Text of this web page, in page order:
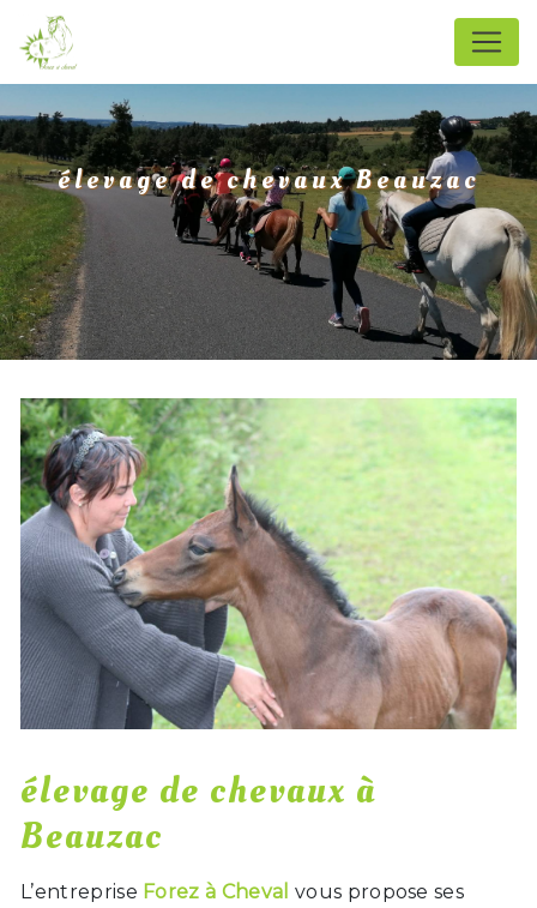
élevage de chevaux Beauzac
élevage de chevaux à
Beauzac
L’entreprise Forez à Cheval vous propose ses
Panneau de gestion des cookies